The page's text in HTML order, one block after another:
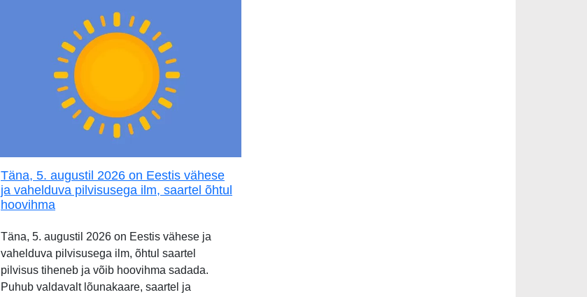
Täna, 5. augustil 2026 on Eestis vähese
ja vahelduva pilvisusega ilm, saartel õhtul
hoovihma
Täna, 5. augustil 2026 on Eestis vähese ja
vahelduva pilvisusega ilm, õhtul saartel
pilvisus tiheneb ja võib hoovihma sadada.
Puhub valdavalt lõunakaare, saartel ja